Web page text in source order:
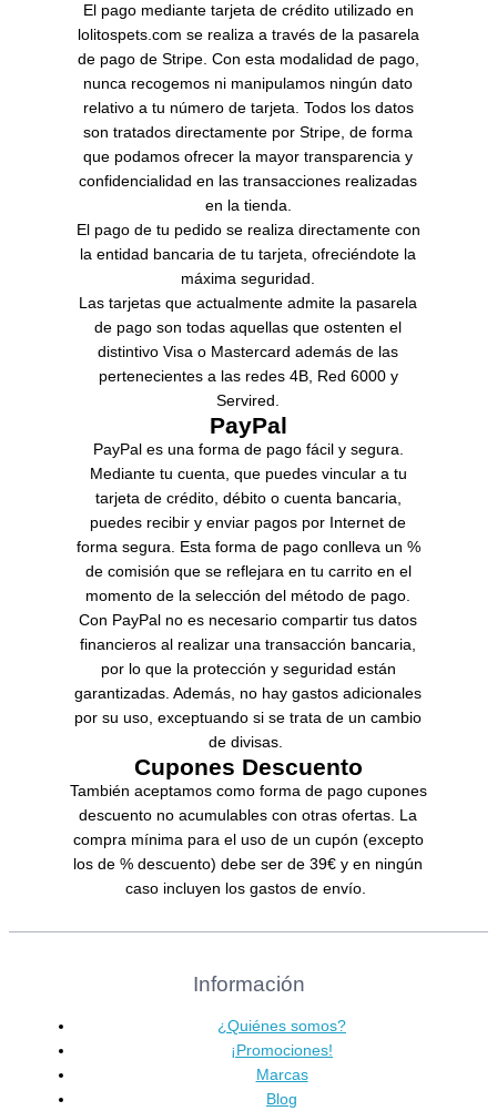
El pago mediante tarjeta de crédito utilizado en
lolitospets.com se realiza a través de la pasarela
de pago de Stripe. Con esta modalidad de pago,
nunca recogemos ni manipulamos ningún dato
relativo a tu número de tarjeta. Todos los datos
son tratados directamente por Stripe, de forma
que podamos ofrecer la mayor transparencia y
confidencialidad en las transacciones realizadas
en la tienda.
El pago de tu pedido se realiza directamente con
la entidad bancaria de tu tarjeta, ofreciéndote la
máxima seguridad.
Las tarjetas que actualmente admite la pasarela
de pago son todas aquellas que ostenten el
distintivo Visa o Mastercard además de las
pertenecientes a las redes 4B, Red 6000 y
Servired.
PayPal
PayPal es una forma de pago fácil y segura.
Mediante tu cuenta, que puedes vincular a tu
tarjeta de crédito, débito o cuenta bancaria,
puedes recibir y enviar pagos por Internet de
forma segura. Esta forma de pago conlleva un %
de comisión que se reflejara en tu carrito en el
momento de la selección del método de pago.
Con PayPal no es necesario compartir tus datos
financieros al realizar una transacción bancaria,
por lo que la protección y seguridad están
garantizadas. Además, no hay gastos adicionales
por su uso, exceptuando si se trata de un cambio
de divisas.
Cupones Descuento
También aceptamos como forma de pago cupones
descuento no acumulables con otras ofertas. La
compra mínima para el uso de un cupón (excepto
los de % descuento) debe ser de 39€ y en ningún
caso incluyen los gastos de envío.
Información
¿Quiénes somos?
¡Promociones!
Marcas
Blog